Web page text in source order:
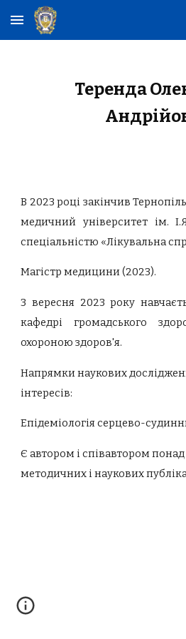
Skip to main content
Теренда
В 2023 році закінчив
медичний університет ім.
спеціальністю «Лікувальна
Магістр медицини (2023).
З вересня 2023 року
кафедрі громадського
охороною здоров'я.
Напрямки наукових
інтересів:
Епідеміологія серцево-
Є автором і співавтором
методичних і наукових